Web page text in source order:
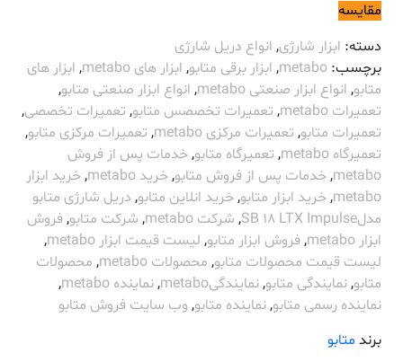
مقایسه
دسته: ابزار شارژی, انواع دریل شارژی
برچسب: metabo
, ابزار برقی متابو, ابزار های metabo , ابزار های
متابو, انواع ابزار صنعتی metabo , انواع ابزار صنعتی متابو,
تعمیرات metabo
, تعمیرات تخصصس متابو, تعمیرات تخصصی,
تعمیرات متابو, تعمیرات مرکزی metabo , تعمیرات مرکزی متابو,
تعمیرگاه metabo
, تعمیرگاه متابو,خدمات پس از فروش
metabo
,خدمات پس از فروش متابو,خرید metabo ,خرید ابزار
metabo
,خرید ابزار متابو,خرید انلاین متابو, دریل شارژی متابو
مدلSB 18 LTX Impulse
, شرکت metabo , شرکت متابو, فروش
ابزار metabo
, فروش ابزار متابو, لیست قیمت ابزار metabo
,
لیست قیمت محصولات متابو, محصولات metabo , محصولات
متابو,نمایندگی متابو,نمایندگیmetabo ,نماینده metabo
,
نماینده رسمی متابو,نماینده متابو, وب سایت فروش متابو
برند متابو